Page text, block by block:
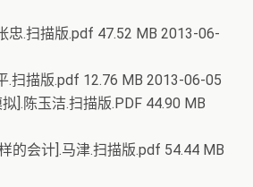
忠.扫描版.pdf 47.52 MB 2013-06-
.扫描版.pdf 12.76 MB 2013-06-05
].陈玉洁.扫描版.PDF 44.90 MB
的会计].马津.扫描版.pdf 54.44 MB